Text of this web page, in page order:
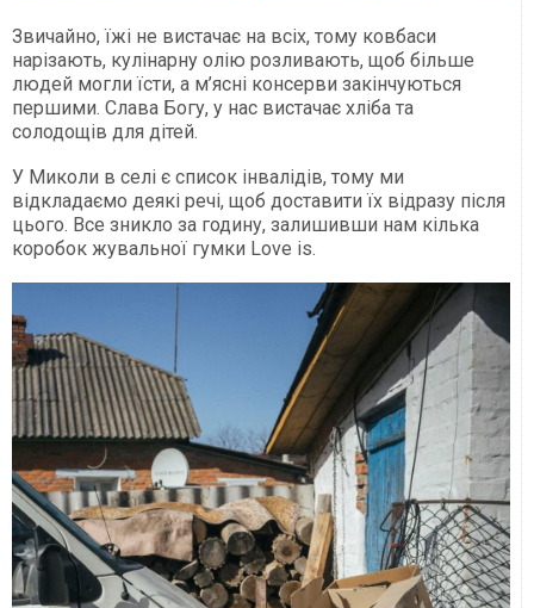
Звичайно, їжі не вистачає на всіх, тому ковбаси
нарізають, кулінарну олію розливають, щоб більше
людей могли їсти, а м’ясні консерви закінчуються
першими. Слава Богу, у нас вистачає хліба та
солодощів для дітей.
У Миколи в селі є список інвалідів, тому ми
відкладаємо деякі речі, щоб доставити їх відразу після
цього. Все зникло за годину, залишивши нам кілька
коробок жувальної гумки Love is.